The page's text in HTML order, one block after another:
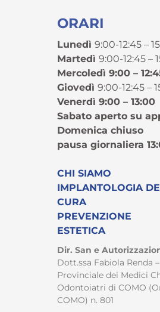
ORARI
Lunedì 9:00-12:45 –
Martedì 9:00-12:45 –
Mercoledì 9:00 –
Giovedì 9:00-12:45 –
Venerdì 9:00 – 13:00
Sabato aperto su
Domenica chiuso
pausa giornaliera
CHI SIAMO
IMPLANTOLOGIA
CURA
PREVENZIONE
ESTETICA
Dir. San e
Dott.ssa Fabiola Renda
Provinciale dei Medici
Odontoiatri di COMO
COMO) n. 801